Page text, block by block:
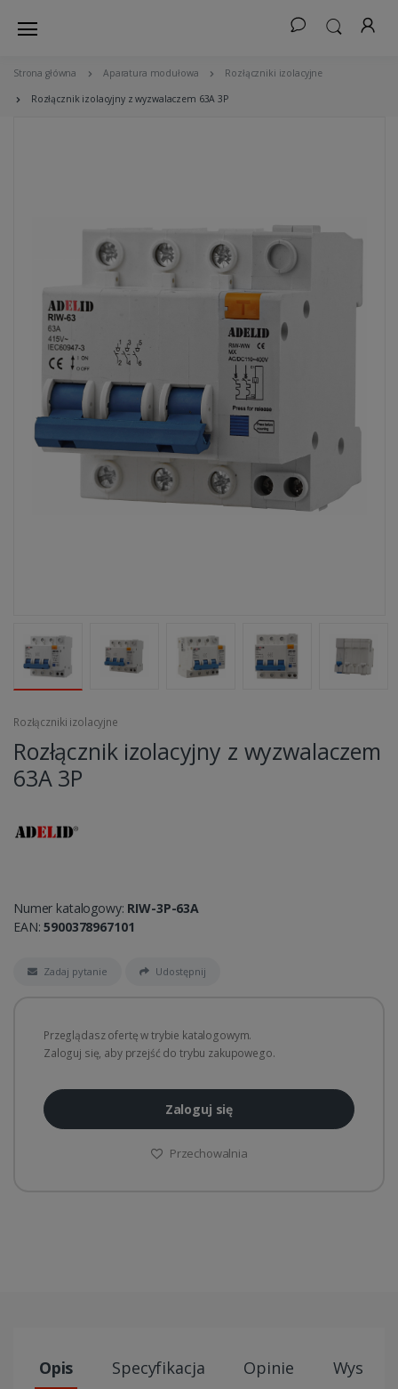
Strona główna Aparatura modułowa Rozłączniki izolacyjne
Rozłącznik izolacyjny z wyzwalaczem 63A 3P
Rozłączniki izolacyjne
Rozłącznik izolacyjny z wyzwalaczem
63A 3P
Numer katalogowy: RIW-3P-63A
EAN:5900378967101
Zadaj pytanie Udostępnij
Przeglądasz ofertę w trybie katalogowym.
Zaloguj się, aby przejść do trybu zakupowego.
Zaloguj się
Przechowalnia
Opis Specyfikacja Opinie Wysyłki